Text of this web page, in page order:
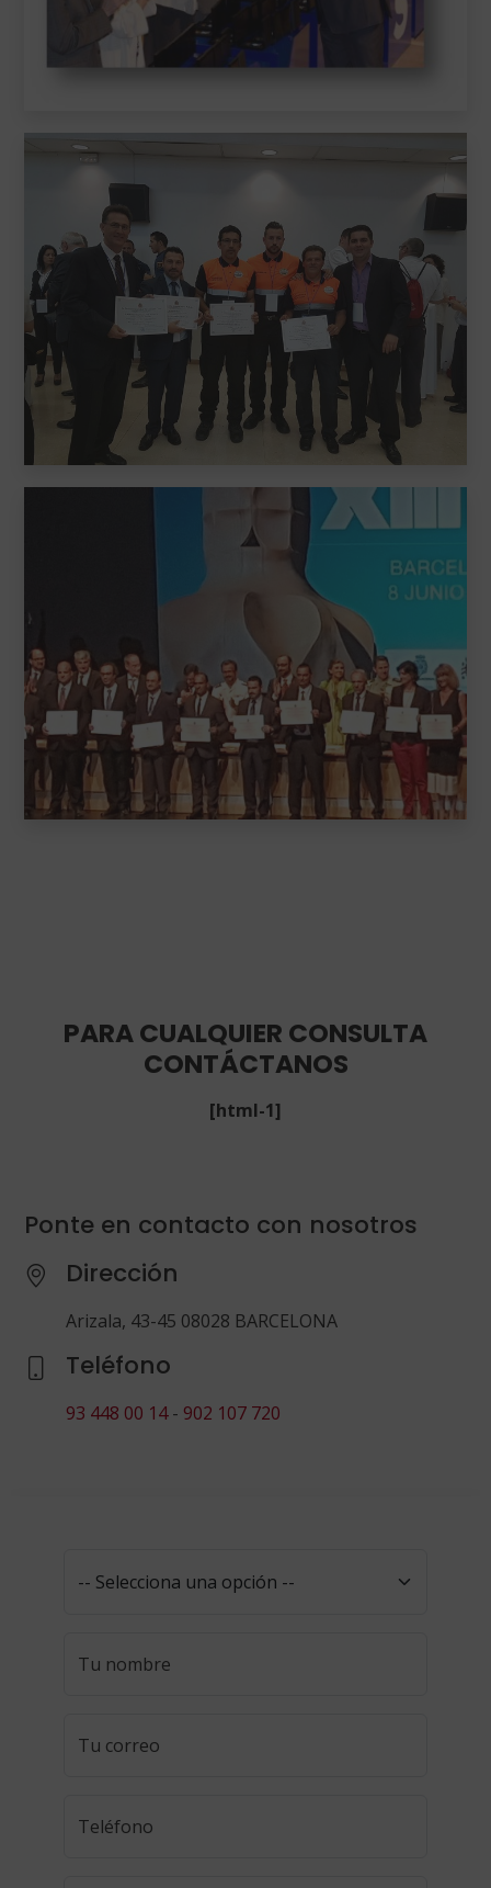
PARA CUALQUIER CONSULTA
CONTÁCTANOS
[html-1]
Ponte en contacto con nosotros
Dirección
Arizala, 43-45 08028 BARCELONA
Teléfono
93 448 00 14- 902 107 720
Tu nombre
Tu correo
Teléfono